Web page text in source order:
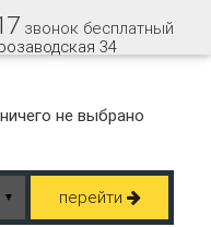
звонок бесплатный
34
ничего не выбрано
▼ перейти